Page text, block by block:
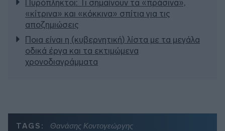
Πυρόπληκτοι: Τι σημαίνουν τα «πράσινα»,
«κίτρινα» και «κόκκινα» σπίτια για τις
αποζημιώσεις
Ποια είναι η (κυβερνητική) λίστα με τα μεγάλα
οδικά έργα και τα εκτιμώμενα
χρονοδιαγράμματα
TAGS: Θανάσης Κοντογεώργης